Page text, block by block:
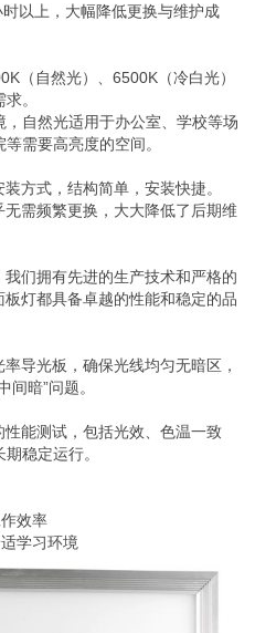
以上，大幅降低更换与维护成
（自然光）、6500K（冷白光）
。
自然光适用于办公室、学校等场
需要高亮度的空间。
方式，结构简单，安装快捷。
需频繁更换，大大降低了后期维
们拥有先进的生产技术和严格的
灯都具备卓越的性能和稳定的品
导光板，确保光线均匀无暗区，
暗”问题。
能测试，包括光效、色温一致
稳定运行。
效率
学习环境